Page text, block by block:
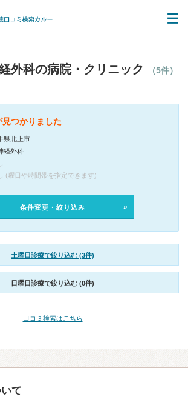
外科の病院・クリニック （5件）
つかりました
県北上市
経外科
(曜日や時間帯を指定できます)
条件変更・絞り込み
土曜日診療で絞り込む (3件)
日曜日診療で絞り込む (0件)
口コミ検索はこちら
て